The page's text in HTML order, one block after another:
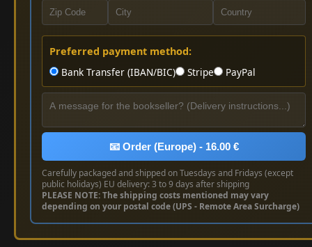
Preferred payment method:
Bank Transfer (IBAN/BIC)
Stripe PayPal
📧 Order (Europe) - 16.00 €
Carefully packaged and shipped on Tuesdays and Fridays (except
public holidays) EU delivery: 3 to 9 days after shipping
PLEASE NOTE: The shipping costs mentioned may vary
depending on your postal code (UPS - Remote Area Surcharge)